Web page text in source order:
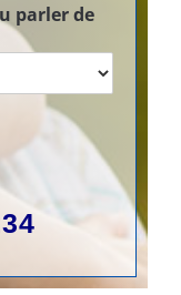
parler de